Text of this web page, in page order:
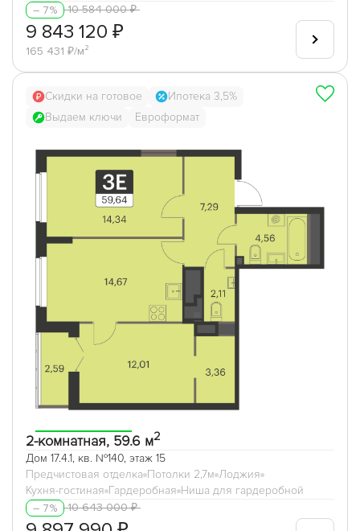
– 7%
10 584 000 ₽
9 843 120 ₽
165 431 ₽/м²
Скидки на готовое
Ипотека 3,5%
Выдаем ключи
Евроформат
2-комнатная, 59.6 м2
Дом 17.4.1, кв. №140, этаж 15
Предчистовая отделка Потолки 2,7м Лоджия
Кухня-гостиная Гардеробная Ниша для гардеробной
– 7%
10 643 000 ₽